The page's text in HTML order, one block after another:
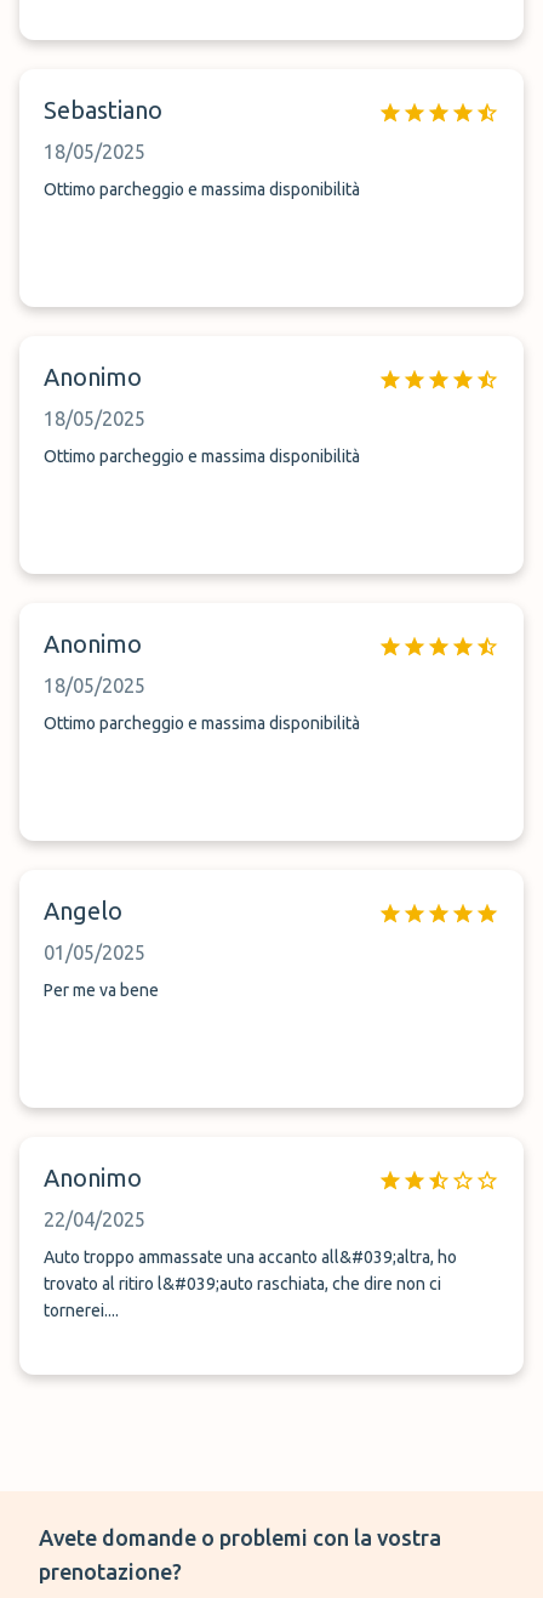
Sebastiano
18/05/2025
Ottimo parcheggio e massima disponibilità
Anonimo
18/05/2025
Ottimo parcheggio e massima disponibilità
Anonimo
18/05/2025
Ottimo parcheggio e massima disponibilità
Angelo
01/05/2025
Per me va bene
Anonimo
22/04/2025
Auto troppo ammassate una accanto all&#039;altra, ho
trovato al ritiro l&#039;auto raschiata, che dire non ci
tornerei....
Avete domande o problemi con la vostra
prenotazione?